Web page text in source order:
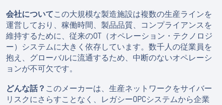
会社についてこの大規模な製造施設は複数の生産ラインを
運営しており、稼働時間、製品品質、コンプライアンスを
維持するために、従来のOT（オペレーション・テクノロジ
ー）システムに大きく依存しています。数千人の従業員を
抱え、グローバルに流通するため、中断のないオペレーシ
ョンが不可欠です。
どんな話？ このメーカーは、生産ネットワークをサイバー
リスクにさらすことなく、レガシーOPCシステムから企業